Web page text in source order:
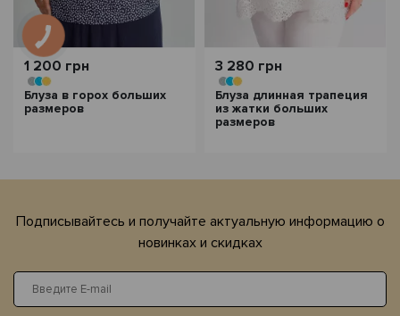
1 200 грн
Блуза в горох больших
размеров
3 280 грн
Блуза длинная трапеция
из жатки больших
размеров
Подписывайтесь и получайте актуальную информацию о
новинках и скидках